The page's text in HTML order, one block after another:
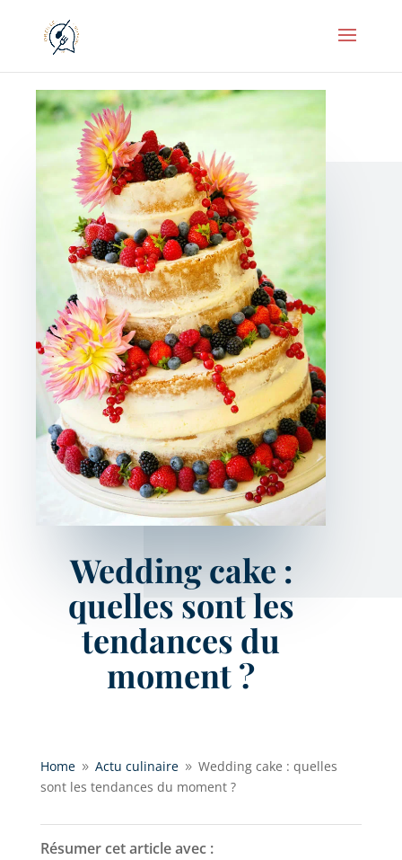
Wedding cake :
quelles sont les
tendances du
moment ?
Home 9 Actu culinaire 9 Wedding cake : quelles
sont les tendances du moment ?
Résumer cet article avec :